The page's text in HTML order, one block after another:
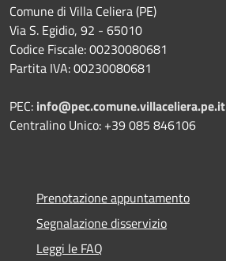
Comune di Villa Celiera (PE)
Via S. Egidio, 92 - 65010
Codice Fiscale: 00230080681
Partita IVA: 00230080681
PEC: info@pec.comune.villaceliera.pe.it
Centralino Unico: +39 085 846106
Prenotazione appuntamento
Segnalazione disservizio
Leggi le FAQ